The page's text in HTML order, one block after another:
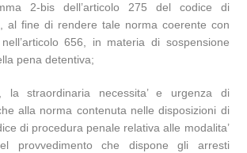
2-bis dell’articolo 275 del codice di
al fine di rendere tale norma coerente con
656, in materia di sospensione
pena detentiva;
la straordinaria necessita’ e urgenza di
alla norma contenuta nelle disposizioni di
di procedura penale relativa alle modalita’
provvedimento che dispone gli arresti